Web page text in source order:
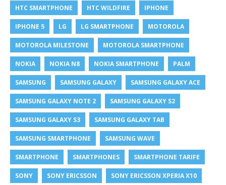
HTC SMARTPHONE HTC WILDFIRE IPHONE
IPHONE 5 LG LG SMARTPHONE MOTOROLA
MOTOROLA MILESTONE MOTOROLA SMARTPHONE
NOKIA NOKIA N8 NOKIA SMARTPHONE PALM
SAMSUNG SAMSUNG GALAXY SAMSUNG GALAXY ACE
SAMSUNG GALAXY NOTE 2 SAMSUNG GALAXY S2
SAMSUNG GALAXY S3 SAMSUNG GALAXY TAB
SAMSUNG SMARTPHONE SAMSUNG WAVE
SMARTPHONE SMARTPHONES SMARTPHONE TARIFE
SONY SONY ERICSSON SONY ERICSSON XPERIA X10